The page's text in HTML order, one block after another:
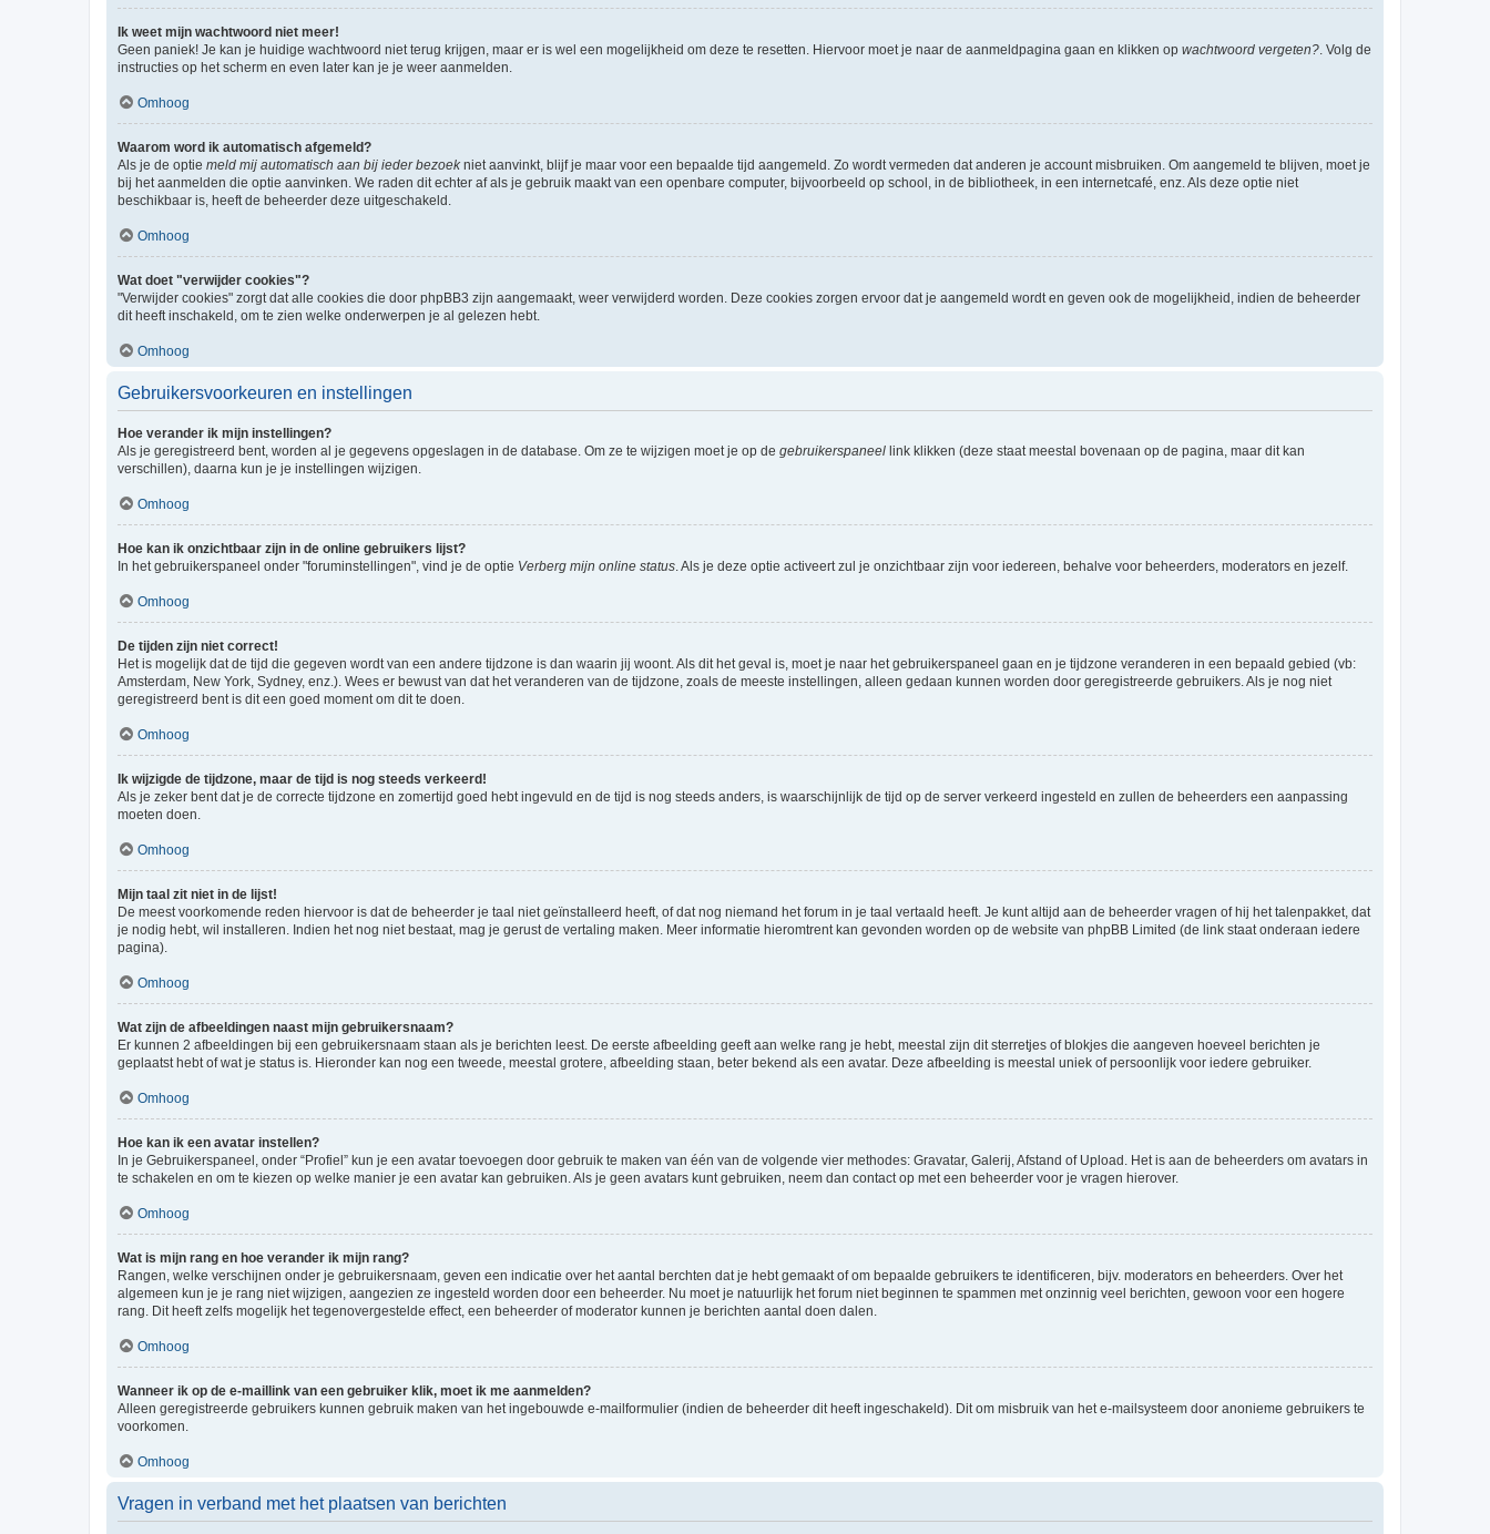
Ik weet mijn wachtwoord niet meer!
Geen paniek! Je kan je huidige wachtwoord niet terug krijgen, maar er is wel een mogelijkheid om deze te resetten. Hiervoor moet je naar de aanmeldpagina gaan en klikken op wachtwoord vergeten?. Volg de
instructies op het scherm en even later kan je je weer aanmelden.
Omhoog
Waarom word ik automatisch afgemeld?
Als je de optie meld mij automatisch aan bij ieder bezoekniet aanvinkt, blijf je maar voor een bepaalde tijd aangemeld. Zo wordt vermeden dat anderen je account misbruiken. Om aangemeld te blijven, moet je
bij het aanmelden die optie aanvinken. We raden dit echter af als je gebruik maakt van een openbare computer, bijvoorbeeld op school, in de bibliotheek, in een internetcafé, enz. Als deze optie niet
beschikbaar is, heeft de beheerder deze uitgeschakeld.
Omhoog
Wat doet "verwijder cookies"?
"Verwijder cookies" zorgt dat alle cookies die door phpBB3 zijn aangemaakt, weer verwijderd worden. Deze cookies zorgen ervoor dat je aangemeld wordt en geven ook de mogelijkheid, indien de beheerder
dit heeft inschakeld, om te zien welke onderwerpen je al gelezen hebt.
Omhoog
Gebruikersvoorkeuren en instellingen
Hoe verander ik mijn instellingen?
Als je geregistreerd bent, worden al je gegevens opgeslagen in de database. Om ze te wijzigen moet je op de gebruikerspaneel link klikken (deze staat meestal bovenaan op de pagina, maar dit kan
verschillen), daarna kun je je instellingen wijzigen.
Omhoog
Hoe kan ik onzichtbaar zijn in de online gebruikers lijst?
In het gebruikerspaneel onder "foruminstellingen", vind je de optie Verberg mijn online status. Als je deze optie activeert zul je onzichtbaar zijn voor iedereen, behalve voor beheerders, moderators en jezelf.
Omhoog
De tijden zijn niet correct!
Het is mogelijk dat de tijd die gegeven wordt van een andere tijdzone is dan waarin jij woont. Als dit het geval is, moet je naar het gebruikerspaneel gaan en je tijdzone veranderen in een bepaald gebied (vb:
Amsterdam, New York, Sydney, enz.). Wees er bewust van dat het veranderen van de tijdzone, zoals de meeste instellingen, alleen gedaan kunnen worden door geregistreerde gebruikers. Als je nog niet
geregistreerd bent is dit een goed moment om dit te doen.
Omhoog
Ik wijzigde de tijdzone, maar de tijd is nog steeds verkeerd!
Als je zeker bent dat je de correcte tijdzone en zomertijd goed hebt ingevuld en de tijd is nog steeds anders, is waarschijnlijk de tijd op de server verkeerd ingesteld en zullen de beheerders een aanpassing
moeten doen.
Omhoog
Mijn taal zit niet in de lijst!
De meest voorkomende reden hiervoor is dat de beheerder je taal niet geïnstalleerd heeft, of dat nog niemand het forum in je taal vertaald heeft. Je kunt altijd aan de beheerder vragen of hij het talenpakket, dat
je nodig hebt, wil installeren. Indien het nog niet bestaat, mag je gerust de vertaling maken. Meer informatie hieromtrent kan gevonden worden op de website van phpBB Limited (de link staat onderaan iedere
pagina).
Omhoog
Wat zijn de afbeeldingen naast mijn gebruikersnaam?
Er kunnen 2 afbeeldingen bij een gebruikersnaam staan als je berichten leest. De eerste afbeelding geeft aan welke rang je hebt, meestal zijn dit sterretjes of blokjes die aangeven hoeveel berichten je
geplaatst hebt of wat je status is. Hieronder kan nog een tweede, meestal grotere, afbeelding staan, beter bekend als een avatar. Deze afbeelding is meestal uniek of persoonlijk voor iedere gebruiker.
Omhoog
Hoe kan ik een avatar instellen?
In je Gebruikerspaneel, onder “Profiel” kun je een avatar toevoegen door gebruik te maken van één van de volgende vier methodes: Gravatar, Galerij, Afstand of Upload. Het is aan de beheerders om avatars in
te schakelen en om te kiezen op welke manier je een avatar kan gebruiken. Als je geen avatars kunt gebruiken, neem dan contact op met een beheerder voor je vragen hierover.
Omhoog
Wat is mijn rang en hoe verander ik mijn rang?
Rangen, welke verschijnen onder je gebruikersnaam, geven een indicatie over het aantal berchten dat je hebt gemaakt of om bepaalde gebruikers te identificeren, bijv. moderators en beheerders. Over het
algemeen kun je je rang niet wijzigen, aangezien ze ingesteld worden door een beheerder. Nu moet je natuurlijk het forum niet beginnen te spammen met onzinnig veel berichten, gewoon voor een hogere
rang. Dit heeft zelfs mogelijk het tegenovergestelde effect, een beheerder of moderator kunnen je berichten aantal doen dalen.
Omhoog
Wanneer ik op de e-maillink van een gebruiker klik, moet ik me aanmelden?
Alleen geregistreerde gebruikers kunnen gebruik maken van het ingebouwde e-mailformulier (indien de beheerder dit heeft ingeschakeld). Dit om misbruik van het e-mailsysteem door anonieme gebruikers te
voorkomen.
Omhoog
Vragen in verband met het plaatsen van berichten